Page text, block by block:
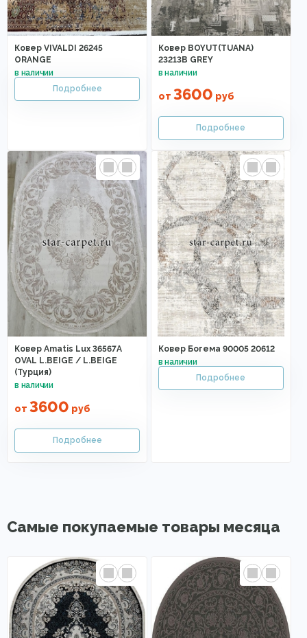
Ковер VIVALDI 26245
ORANGE
Ковер BOYUT(TUANA)
23213B GREY
от 3600 руб
Ковер Amatis Lux 36567A
OVAL L.BEIGE / L.BEIGE
(Турция)
от 3600 руб
Ковер Богема 90005 20612
Самые покупаемые товары месяца